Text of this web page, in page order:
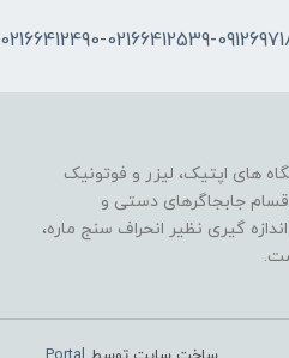
02166412490-02166412539-
های اپتیک، لیزر و فوتونیک
جابجاگرهای دستی و
گیری نظیر انحراف سنج ماره،